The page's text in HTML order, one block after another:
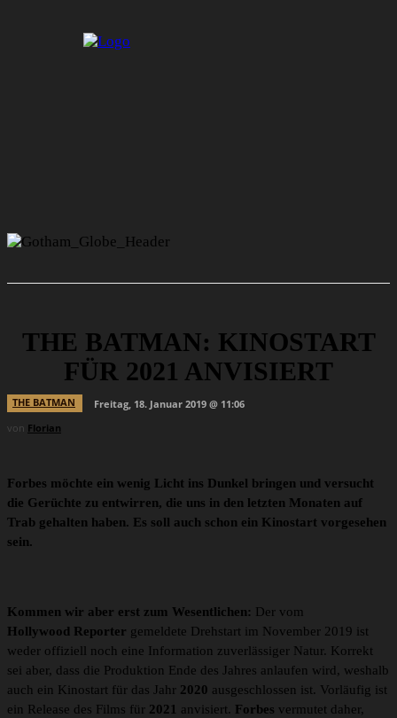
THE BATMAN: KINOSTART
FÜR 2021 ANVISIERT
THE BATMAN
Freitag, 18. Januar 2019 @ 11:06
von Florian
Forbes möchte ein wenig Licht ins Dunkel bringen und versucht
die Gerüchte zu entwirren, die uns in den letzten Monaten auf
Trab gehalten haben. Es soll auch schon ein Kinostart vorgesehen
sein.
Kommen wir aber erst zum Wesentlichen: Der vom
Hollywood Reporter gemeldete Drehstart im November 2019 ist
weder offiziell noch eine Information zuverlässiger Natur. Korrekt
sei aber, dass die Produktion Ende des Jahres anlaufen wird, weshalb
auch ein Kinostart für das Jahr 2020 ausgeschlossen ist. Vorläufig ist
ein Release des Films für 2021 anvisiert. Forbes vermutet daher,